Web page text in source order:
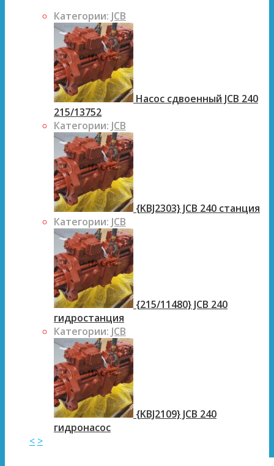
Категории: JCB
Насос сдвоенный JCB 240
215/13752
Категории: JCB
{KBJ2303} JCB 240 станция
Категории: JCB
{215/11480} JCB 240
гидростанция
Категории: JCB
{KBJ2109} JCB 240
гидронасос
< >